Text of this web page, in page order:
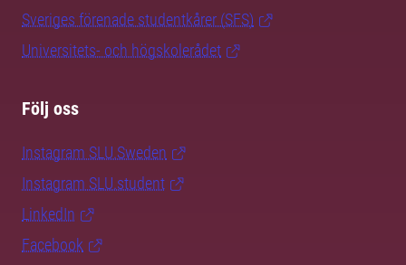
Sveriges förenade studentkårer (SFS)
Universitets- och högskolerådet
Följ oss
Instagram SLU.Sweden
Instagram SLU.student
LinkedIn
Facebook